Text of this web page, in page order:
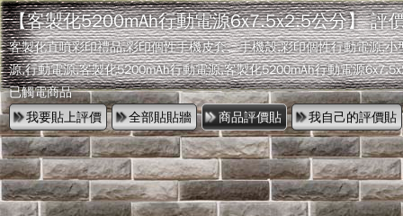
【客製化5200mAh行動電源6x7.5x2.5公分】 評
客製化直噴彩印禮品,彩印個性手機皮套、手機殼,彩印個性行動電源,小
源,行動電源,客製化5200mAh行動電源,客製化5200mAh行動電源
已觸電商品